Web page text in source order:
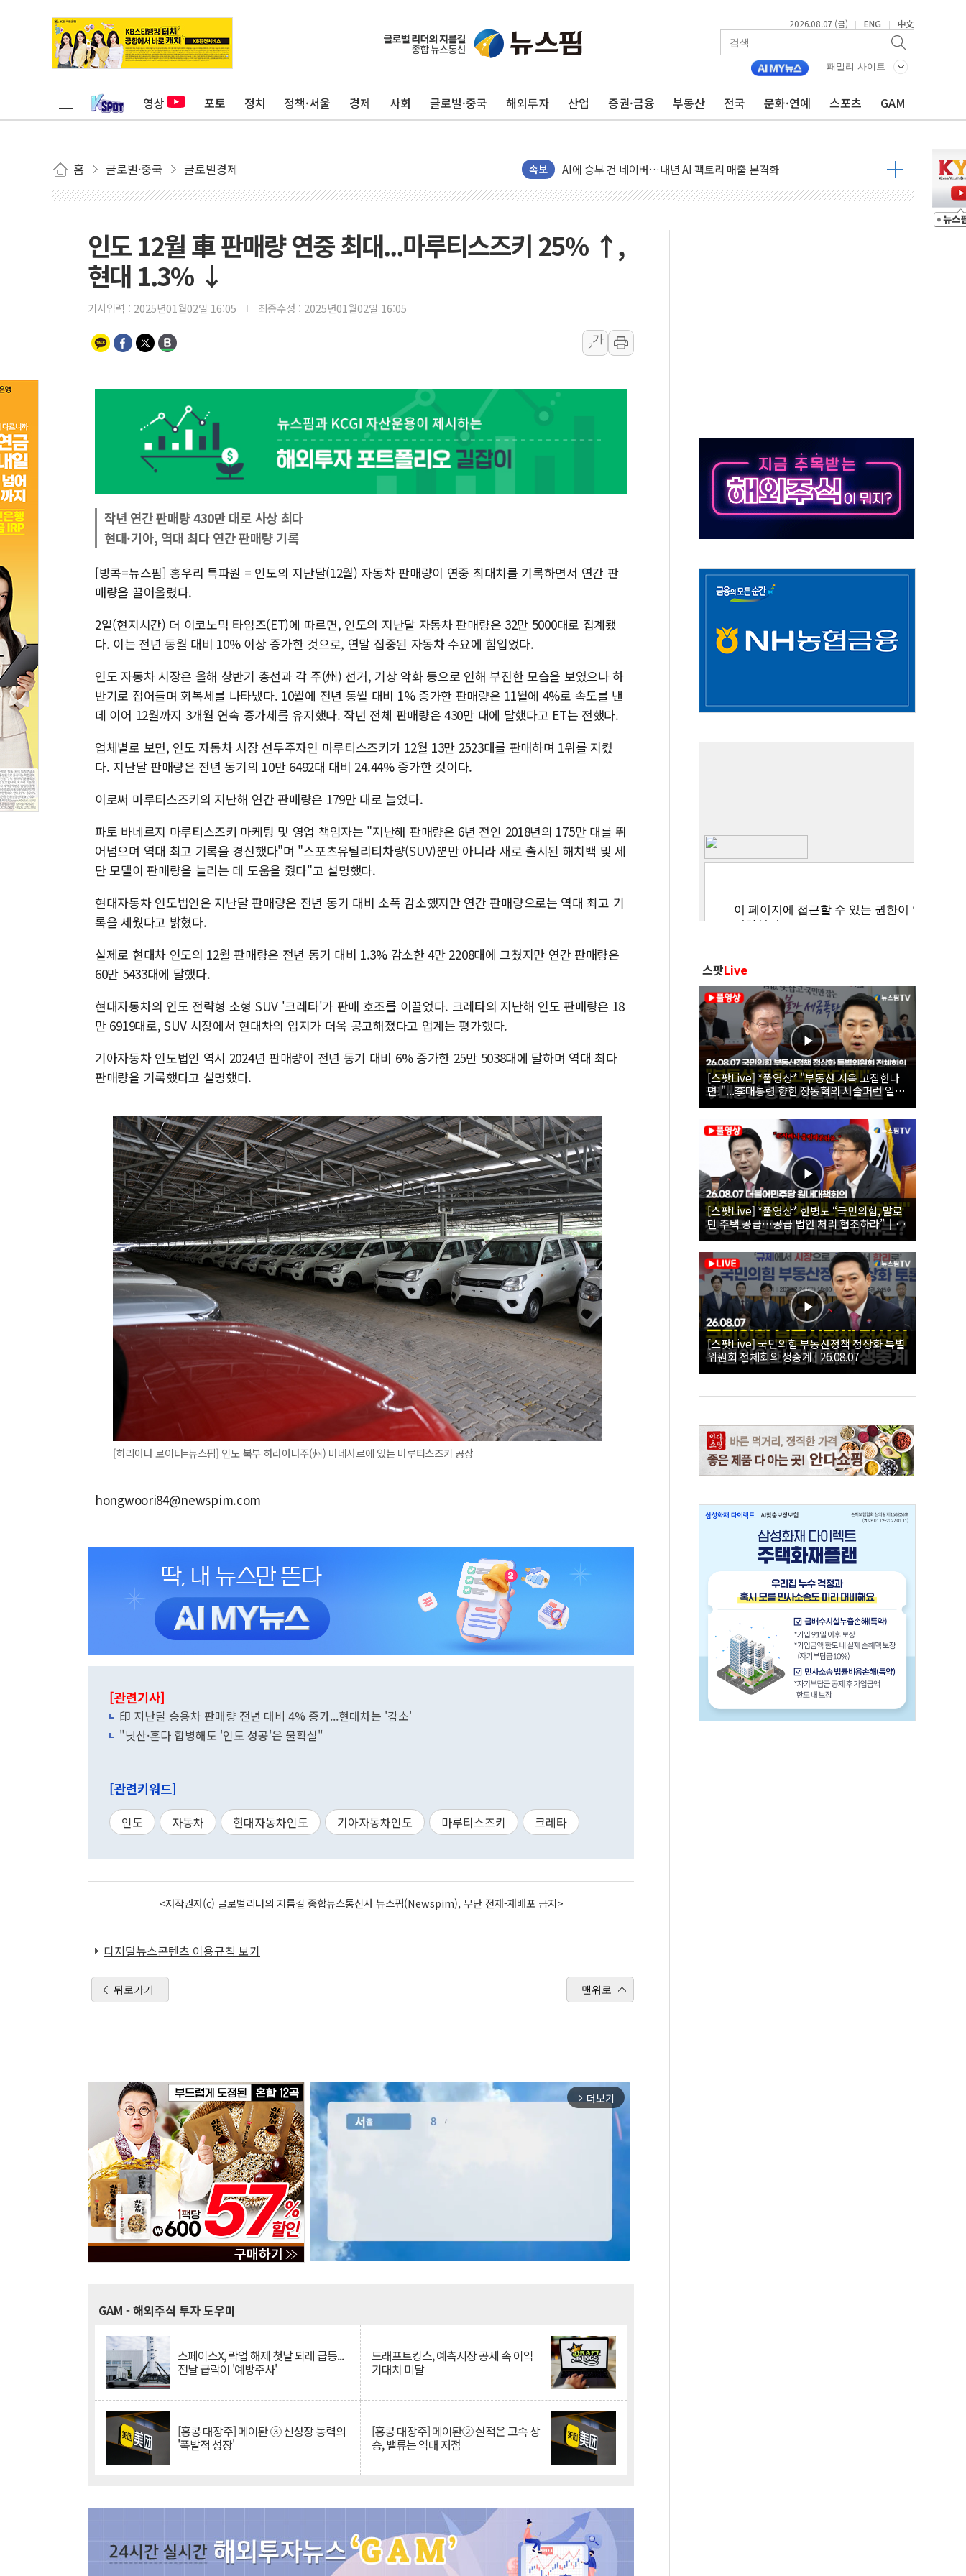
2026.08.07 (금) | ENG | 中文
패밀리 사이트
영상 포토 정치 정책·서울 경제 사회 글로벌·중국 해외투자 산업 증권·금융 부동산 전국 문화·연예 스포츠 GAM
홈 글로벌·중국 글로벌경제 속보
"최대 2시간 앞서 침수 예측"…건설연, AI 위험기상 기술 개발
유니슨 "국내생산세액공제·인증제도 개선 수혜 기대"
창호 교체하다 난간 무너져…대전서 50대 일용직 추락 사망
장동혁 "규제와 대출 풀고 재개발·재건축 촉진하는 것이 부동산 정상화"
AI에 승부 건 네이버…내년 AI 팩토리 매출 본격화
日, 4~6월 105조원 환시 개입...4월 말 '56조원' 사상 최대
경찰, '300억대 사기 혐의' 차가원 대표 구속 송치
장동혁 "집값 올려놓고 국민만 잡아"
전국 그늘막 4만개 육박 7년 새 7배 늘었다...폭염 대책비는 8.6배 증가
"취약계층에 더 가혹한 여름"…구윤철, 쪽방촌 폭염 대응상황 점검
티엠씨, 220억원 규모 美 전력 케이블 수주
인도 12월 車 판매량 연중 최대...마루티스즈키 25% ↑,
현대 1.3% ↓
기사입력 : 2025년01월02일 16:05 최종수정 : 2025년01월02일 16:05
가
가
작년 연간 판매량 430만 대로 사상 최다
현대·기아, 역대 최다 연간 판매량 기록
[방콕=뉴스핌] 홍우리 특파원 = 인도의 지난달(12월) 자동차 판매량이 연중 최대치를 기록하면서 연간 판
매량을 끌어올렸다.
2일(현지시간) 더 이코노믹 타임즈(ET)에 따르면, 인도의 지난달 자동차 판매량은 32만 5000대로 집계됐
다. 이는 전년 동월 대비 10% 이상 증가한 것으로, 연말 집중된 자동차 수요에 힘입었다.
인도 자동차 시장은 올해 상반기 총선과 각 주(州) 선거, 기상 악화 등으로 인해 부진한 모습을 보였으나 하
반기로 접어들며 회복세를 나타냈다. 10월에 전년 동월 대비 1% 증가한 판매량은 11월에 4%로 속도를 낸
데 이어 12월까지 3개월 연속 증가세를 유지했다. 작년 전체 판매량은 430만 대에 달했다고 ET는 전했다.
업체별로 보면, 인도 자동차 시장 선두주자인 마루티스즈키가 12월 13만 2523대를 판매하며 1위를 지켰
다. 지난달 판매량은 전년 동기의 10만 6492대 대비 24.44% 증가한 것이다.
이로써 마루티스즈키의 지난해 연간 판매량은 179만 대로 늘었다.
파토 바네르지 마루티스즈키 마케팅 및 영업 책임자는 "지난해 판매량은 6년 전인 2018년의 175만 대를 뛰
어넘으며 역대 최고 기록을 경신했다"며 "스포츠유틸리티차량(SUV)뿐만 아니라 새로 출시된 해치백 및 세
단 모델이 판매량을 늘리는 데 도움을 줬다"고 설명했다.
현대자동차 인도법인은 지난달 판매량은 전년 동기 대비 소폭 감소했지만 연간 판매량으로는 역대 최고 기
록을 세웠다고 밝혔다.
실제로 현대차 인도의 12월 판매량은 전년 동기 대비 1.3% 감소한 4만 2208대에 그쳤지만 연간 판매량은
60만 5433대에 달했다.
현대자동차의 인도 전략형 소형 SUV '크레타'가 판매 호조를 이끌었다. 크레타의 지난해 인도 판매량은 18
만 6919대로, SUV 시장에서 현대차의 입지가 더욱 공고해졌다고 업계는 평가했다.
기아자동차 인도법인 역시 2024년 판매량이 전년 동기 대비 6% 증가한 25만 5038대에 달하며 역대 최다
판매량을 기록했다고 설명했다.
[하리아나 로이터=뉴스핌] 인도 북부 하라아나주(州) 마네사르에 있는 마루티스즈키 공장
hongwoori84@newspim.com
[관련기사]
印 지난달 승용차 판매량 전년 대비 4% 증가...현대차는 '감소'
"닛산·혼다 합병해도 '인도 성공'은 불확실"
[관련키워드]
인도 자동차 현대자동차인도 기아자동차인도 마루티스즈키 크레타
<저작권자(c) 글로벌리더의 지름길 종합뉴스통신사 뉴스핌(Newspim), 무단 전재-재배포 금지>
디지털뉴스콘텐츠 이용규칙 보기
뒤로가기 맨위로
arrow_forward_ios 더보기
GAM - 해외주식 투자 도우미
스페이스X, 락업 해제 첫날 되레 급등...
전날 급락이 '예방주사'
드래프트킹스, 예측시장 공세 속 이익
기대치 미달
[홍콩 대장주] 메이퇀 ③ 신성장 동력의
'폭발적 성장'
[홍콩 대장주] 메이퇀② 실적은 고속 상
승, 밸류는 역대 저점
스팟Live
[스팟Live] *풀영상* "부동산 지옥 고집한다
면!"...李대통령 향한 장동혁의 서슬퍼런 일갈
| 26.08.07 국민의힘 부동산정책 정상화 특별
위원회 전체회의
[스팟Live] *풀영상* 한병도 “국민의힘, 말로
만 주택 공급…공급 법안 처리 협조하라”｜
26.08.07 더불어민주당 원내대책회의
[스팟Live] 국민의힘 부동산정책 정상화 특별
위원회 전체회의 생중계 | 26.08.07